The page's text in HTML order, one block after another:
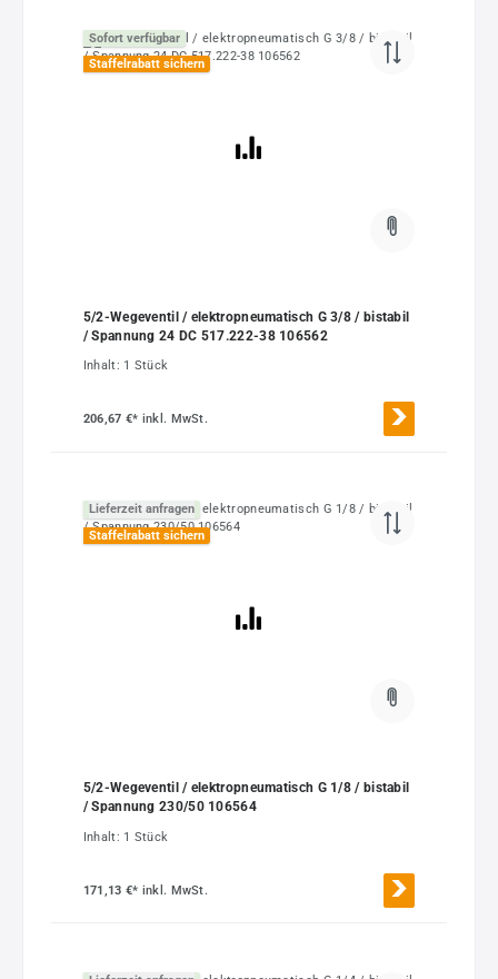
Sofort verfügbar
Staffelrabatt sichern
5/2-Wegeventil / elektropneumatisch G 3/8 / bistabil
/ Spannung 24 DC 517.222-38 106562
Inhalt: 1 Stück
206,67 €* inkl. MwSt.
Lieferzeit anfragen
Staffelrabatt sichern
5/2-Wegeventil / elektropneumatisch G 1/8 / bistabil
/ Spannung 230/50 106564
Inhalt: 1 Stück
171,13 €* inkl. MwSt.